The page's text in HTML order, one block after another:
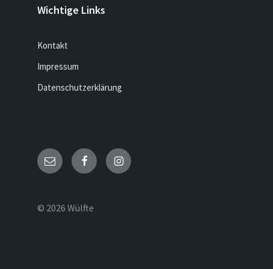
Wichtige Links
Kontakt
Impressum
Datenschutzerklärung
Email FacebookInstagram
© 2026 Wülfte